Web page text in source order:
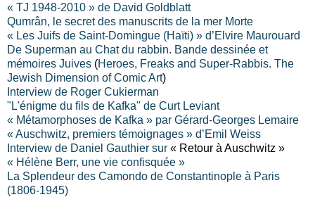
« TJ 1948-2010 » de David Goldblatt
Qumrân, le secret des manuscrits de la mer Morte
« Les Juifs de Saint-Domingue (Haïti) » d’Elvire Maurouard
De Superman au Chat du rabbin. Bande dessinée et
mémoires Juives (Heroes, Freaks and Super-Rabbis. The
Jewish Dimension of Comic Art)
Interview de Roger Cukierman
"L'énigme du fils de Kafka" de Curt Leviant
« Métamorphoses de Kafka » par Gérard-Georges Lemaire
« Auschwitz, premiers témoignages » d’Emil Weiss
Interview de Daniel Gauthier sur « Retour à Auschwitz »
« Hélène Berr, une vie confisquée »
La Splendeur des Camondo de Constantinople à Paris
(1806-1945)